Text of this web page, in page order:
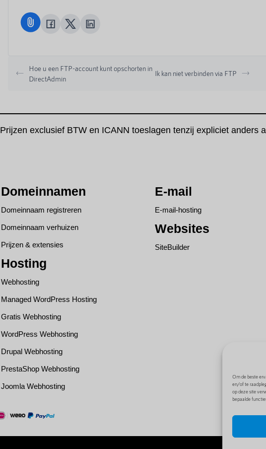
Om de beste
en/of te
op deze site
bepaalde
Hoe u een FTP-account kunt opschorten in
DirectAdmin
Ik kan niet verbinden via FTP
Prijzen exclusief BTW en ICANN toeslagen tenzij expliciet anders
Domeinnamen
Domeinnaam registreren
Domeinnaam verhuizen
Prijzen & extensies
Hosting
Webhosting
Managed WordPress Hosting
Gratis Webhosting
WordPress Webhosting
Drupal Webhosting
PrestaShop Webhosting
Joomla Webhosting
E-mail
E-mail-hosting
Websites
SiteBuilder